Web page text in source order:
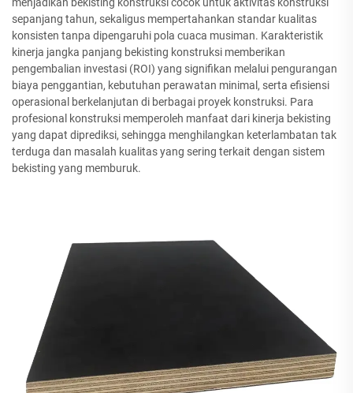
sepanjang tahun, sekaligus mempertahankan standar kualitas
konsisten tanpa dipengaruhi pola cuaca musiman. Karakteristik
kinerja jangka panjang bekisting konstruksi memberikan
pengembalian investasi (ROI) yang signifikan melalui pengurangan
biaya penggantian, kebutuhan perawatan minimal, serta efisiensi
operasional berkelanjutan di berbagai proyek konstruksi. Para
profesional konstruksi memperoleh manfaat dari kinerja bekisting
yang dapat diprediksi, sehingga menghilangkan keterlambatan tak
terduga dan masalah kualitas yang sering terkait dengan sistem
bekisting yang memburuk.